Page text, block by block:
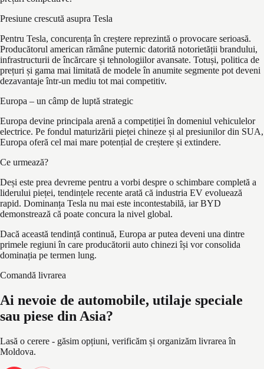
Presiune crescută asupra Tesla
Pentru Tesla, concurența în creștere reprezintă o provocare serioasă.
Producătorul american rămâne puternic datorită notorietății brandului,
infrastructurii de încărcare și tehnologiilor avansate. Totuși, politica de
prețuri și gama mai limitată de modele în anumite segmente pot deveni
dezavantaje într-un mediu tot mai competitiv.
Europa – un câmp de luptă strategic
Europa devine principala arenă a competiției în domeniul vehiculelor
electrice. Pe fondul maturizării pieței chineze și al presiunilor din SUA,
Europa oferă cel mai mare potențial de creștere și extindere.
Ce urmează?
Deși este prea devreme pentru a vorbi despre o schimbare completă a
liderului pieței, tendințele recente arată că industria EV evoluează
rapid. Dominanța Tesla nu mai este incontestabilă, iar BYD
demonstrează că poate concura la nivel global.
Dacă această tendință continuă, Europa ar putea deveni una dintre
primele regiuni în care producătorii auto chinezi își vor consolida
dominația pe termen lung.
Comandă livrarea
Ai nevoie de automobile, utilaje speciale
sau piese din Asia?
Lasă o cerere - găsim opțiuni, verificăm și organizăm livrarea în
Moldova.